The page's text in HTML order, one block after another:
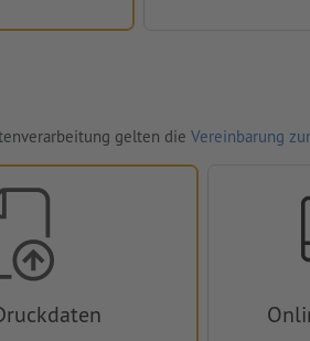
gelten die Vereinbarung